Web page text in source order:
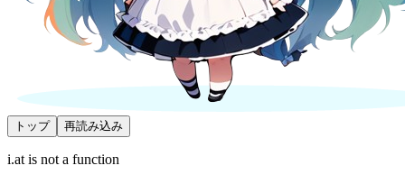
トップ 再読み込み
i.at is not a function